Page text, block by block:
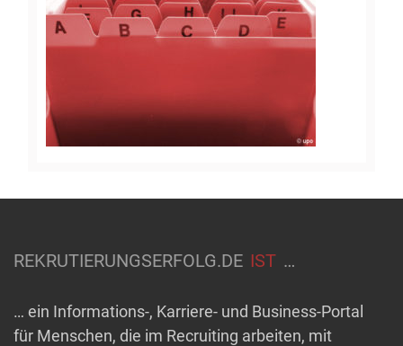
REKRUTIERUNGSERFOLG.DE IST …
… ein Informations-, Karriere- und Business-Portal
für Menschen, die im Recruiting arbeiten, mit